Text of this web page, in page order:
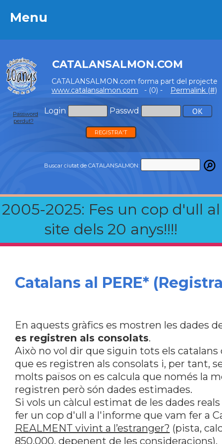
Menu
CATALANSALMON.COM
CATALANSALMON.com forma part del projecte
www.catalansalmon.com - (0) - Permalink (#)
Login Passwd
Password
perdut?
REGISTRA'T
Buscar ciutat de CATALANSALMON:
2005-2025: Fes un cop d'ull al
site dels 20 anys!!!!
Menu
Catalans al PERE*
En aquests gràfics es mostren les dades
es registren als consolats.
Això no vol dir que siguin tots els
que es registren als consolats i, per tant,
molts països on es calcula que només la
registren però són dades estimades.
Si vols un càlcul estimat de les dades
fer un cop d'ull a l'informe que vam fer a
REALMENT vivint a l’estranger? (pista,
850.000, depenent de les consideracions).